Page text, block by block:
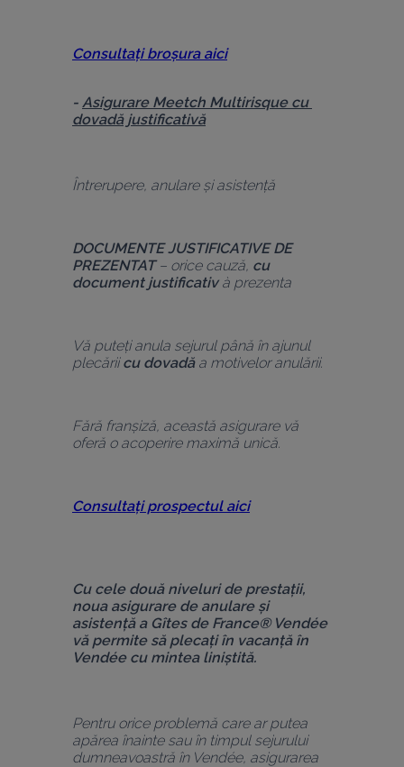
Consultați broșura aici
- Asigurare Meetch Multirisque cu
dovadă justificativă
Întrerupere, anulare și asistență
DOCUMENTE JUSTIFICATIVE DE
PREZENTAT – orice cauză, cu
document justificativ à prezenta
Vă puteți anula sejurul până în ajunul
plecării cu dovadă a motivelor anulării.
Fără franșiză, această asigurare vă
oferă o acoperire maximă unică.
Consultați prospectul aici
Cu cele două niveluri de prestații,
noua asigurare de anulare și
asistență a Gîtes de France® Vendée
vă permite să plecați în vacanță în
Vendée cu mintea liniștită.
Pentru orice problemă care ar putea
apărea înainte sau în timpul sejurului
dumneavoastră în Vendée, asigurarea